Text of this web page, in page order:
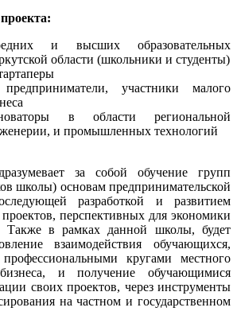
и высших образовательных
области (школьники и студенты)
участники малого
в области региональной
и промышленных технологий
за собой обучение групп
школы) основам предпринимательской
разработкой и развитием
перспективных для экономики
Также в рамках данной школы, будет
взаимодействия обучающихся,
кругами местного
и получение обучающимися
своих проектов, через инструменты
на частном и государственном